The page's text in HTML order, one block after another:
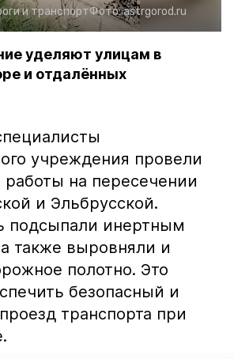
и транспортФото:astrgorod.ru
уделяют улицам в
и отдалённых
учреждения провели
на пересечении
и Эльбрусской.
подсыпали инертным
также выровняли и
полотно. Это
безопасный и
транспорта при